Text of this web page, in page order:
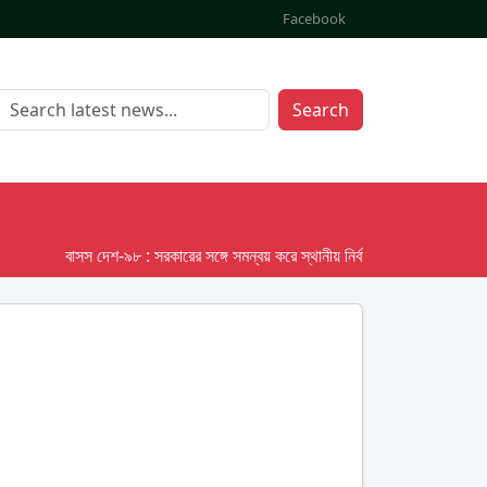
Facebook
Search
বাসস দেশ-৯৮ : সরকারের সঙ্গে সমন্বয় করে স্থানীয় নির্বাচনের তফসিল দেবে